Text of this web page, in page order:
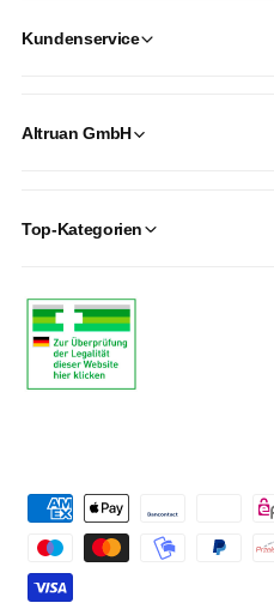
Kundenservice
Altruan GmbH
Top-Kategorien
m